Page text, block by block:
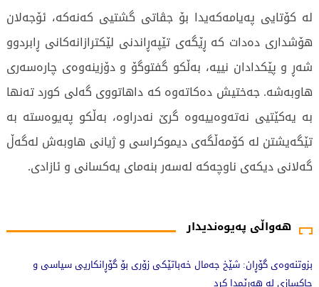
هەواڵی پەیوەندیدار
بزوتنەوەی گۆڕان: شێخ جەمال خەباتێکی زۆری بۆ گۆڕانکاریی سیاسی و
چاکسازی لە هەرێمدا کرد
لە کۆتایی پەیامەکەیدا بۆ جڤاتی گشتیی کەنەکە، ئۆجەلان
هۆشداری دەدات کە ڕێگەی تێپەڕاندنی لێکترازانەکانی ڕابردوو
شەڕ و پێکدادان نییە، بەڵکو گفتوگۆ و دۆزینەوەی چارەسەری
هاوبەشە. جەختیش دەکاتەوە کە داهاتووی گەلی کورد تەنها
بە یەکێتیی نەتەوەییەوە گرێ نەدراوە، بەڵکو پەیوەستە بە
تێگەیشتن لە کۆمەڵگەی دیموکراسی و ژیانی هاوبەش لەگەڵ
گەلانی دیکەی ناوچەکە لەسەر بنەمای یەکسانی و ئازادی.